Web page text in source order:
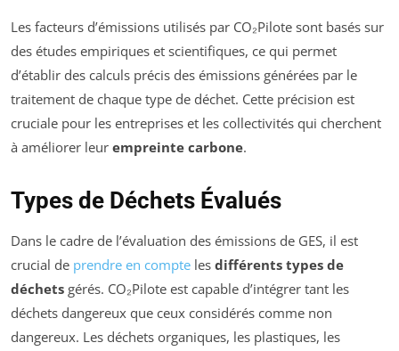
Les facteurs d’émissions utilisés par CO₂Pilote sont basés sur
des études empiriques et scientifiques, ce qui permet
d’établir des calculs précis des émissions générées par le
traitement de chaque type de déchet. Cette précision est
cruciale pour les entreprises et les collectivités qui cherchent
à améliorer leur empreinte carbone.
Types de Déchets Évalués
Dans le cadre de l’évaluation des émissions de GES, il est
crucial de prendre en compte les différents types de
déchets gérés. CO₂Pilote est capable d’intégrer tant les
déchets dangereux que ceux considérés comme non
dangereux. Les déchets organiques, les plastiques, les